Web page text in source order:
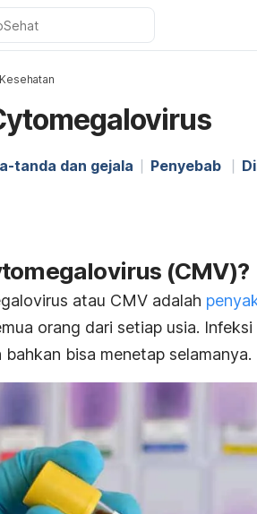
tanda dan gejala Penyebab
(CMV)?
atau CMV adalah
orang dari setiap usia.
bisa menetap selamanya.